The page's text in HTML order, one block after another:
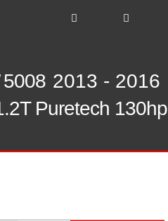
5008 2013 - 2016
Puretech 130hp